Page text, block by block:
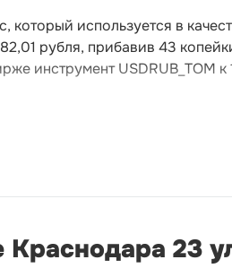
используется в
рубля, прибавив 43
инструмент USDRUB_TOM к
23